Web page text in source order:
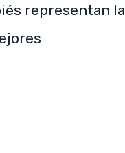
representan la